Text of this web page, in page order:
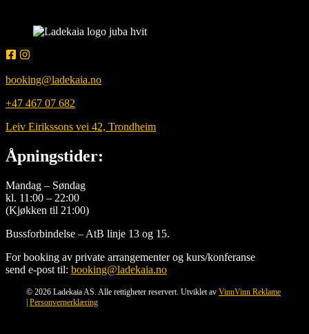
booking@ladekaia.no
+47 467 07 682
Leiv Eirikssons vei 42, Trondheim
Åpningstider:
Mandag – Søndag
kl. 11:00 – 22:00
(Kjøkken til 21:00)
Bussforbindelse – AtB linje 13 og 15.
For booking av private arrangementer og kurs/konferanse
send e-post til: booking@ladekaia.no
© 2026 Ladekaia AS. Alle rettigheter reservert. Utviklet av VinnVinn Reklame
| Personvernerklæring